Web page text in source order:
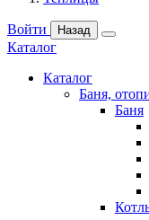
Войти Назад
Каталог
Каталог
Баня,
Баня